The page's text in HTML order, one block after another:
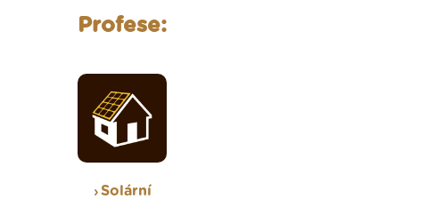
Profese:
Solární